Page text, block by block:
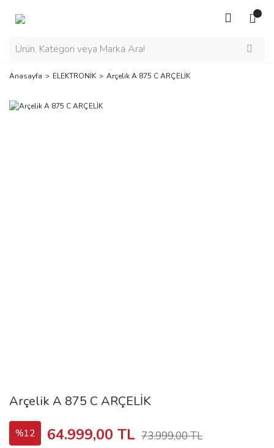
Anasayfa ELEKTRONİK Arçelik A 875 C ARÇELİK
Arçelik A 875 C ARÇELİK
%12 64.999,00 TL 73.999,00 TL